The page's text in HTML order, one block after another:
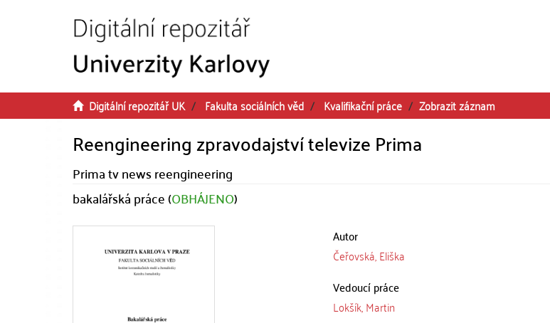
Digitální repozitář UK Fakulta sociálních věd Kvalifikační práce Zobrazit záznam
Reengineering zpravodajství televize Prima
Prima tv news reengineering
bakalářská práce (OBHÁJENO)
Autor
Čeřovská, Eliška
Vedoucí práce
Lokšík, Martin